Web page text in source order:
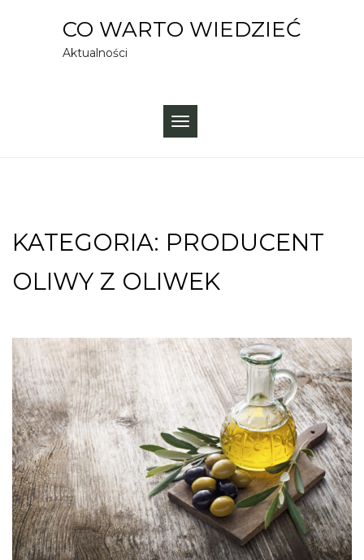
CO WARTO WIEDZIEĆ
Aktualności
TOGGLE
KATEGORIA: PRODUCENT
OLIWY Z OLIWEK